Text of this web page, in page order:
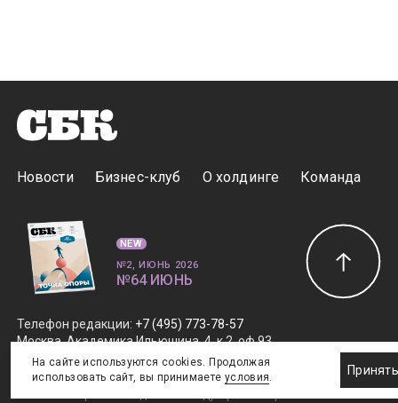
Новости Бизнес-клуб О холдинге Команда
Телефон редакции: +7 (495) 773-78-57
Москва, Академика Ильюшина, 4, к.2, оф.93
info@s-bc.ru
NEW
№2, ИЮНЬ 2026
№64 ИЮНЬ
На сайте используются cookies. Продолжая
использовать сайт, вы принимаете условия.
Принять